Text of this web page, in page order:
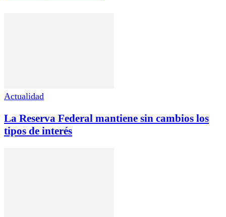
Actualidad
La Reserva Federal mantiene sin cambios los
tipos de interés